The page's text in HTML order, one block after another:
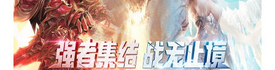
《龙破九天》12月30日10:00-12:00 合服公告
《龙破九天》1月1日10:00-12:00 合服公告
《龙破九天》12月26日10:00-12:00合服公告